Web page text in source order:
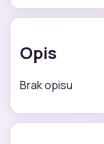
Opis
Brak opisu